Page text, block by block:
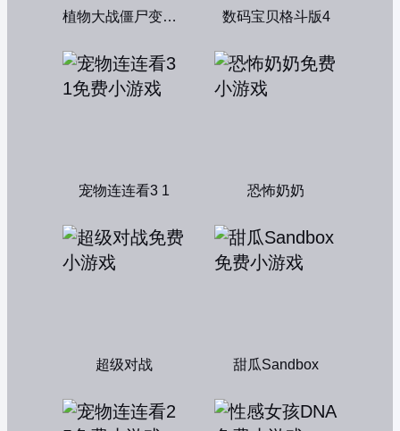
植物大战僵尸变态版 数码宝贝格斗版4
宠物连连看3 1 恐怖奶奶
超级对战 甜瓜Sandbox